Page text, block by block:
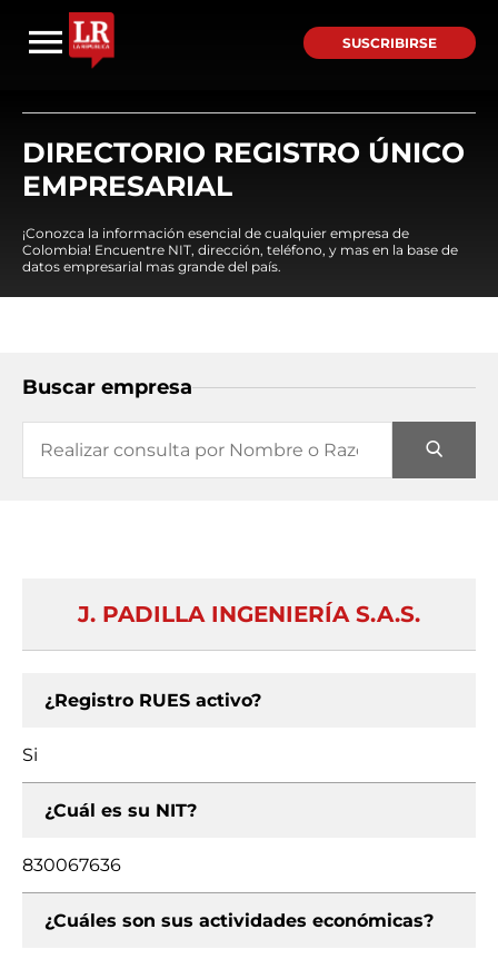
SUSCRIBIRSE
DIRECTORIO REGISTRO ÚNICO
EMPRESARIAL
¡Conozca la información esencial de cualquier empresa de
Colombia! Encuentre NIT, dirección, teléfono, y mas en la base de
datos empresarial mas grande del país.
Buscar empresa
J. PADILLA INGENIERÍA S.A.S.
¿Registro RUES activo?
Si
¿Cuál es su NIT?
830067636
¿Cuáles son sus actividades económicas?